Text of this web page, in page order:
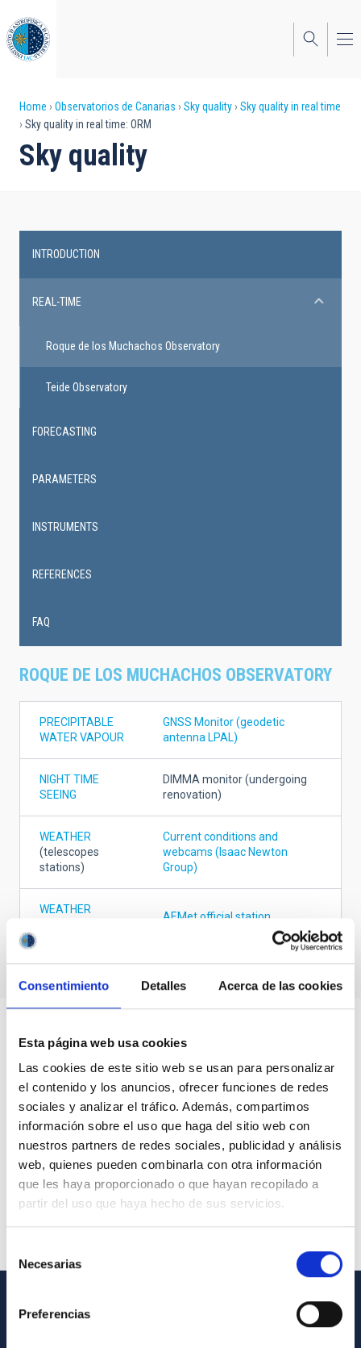
Consentimiento Detalles Acerca de las cookies
Esta página web usa cookies
Las cookies de este sitio web se usan para personalizar
el contenido y los anuncios, ofrecer funciones de redes
sociales y analizar el tráfico. Además, compartimos
información sobre el uso que haga del sitio web con
nuestros partners de redes sociales, publicidad y análisis
web, quienes pueden combinarla con otra información
que les haya proporcionado o que hayan recopilado a
partir del uso que haya hecho de sus servicios.
Necesarias
Preferencias
to
main
content
Breadcrumb
Home Observatorios de Canarias Sky quality
Sky quality in real time
Sky quality in real time: ORM
Sky quality
ROQUE DE LOS MUCHACHOS OBSERVATORY
PRECIPITABLE
WATER VAPOUR
GNSS Monitor (geodetic
antenna LPAL)
NIGHT TIME
SEEING
DIMMA monitor (undergoing
renovation)
WEATHER
(telescopes
stations)
Current conditions and
webcams (Isaac Newton
Group)
WEATHER
AEMet official station
navigation
INTRODUCTION
REAL-TIME
Roque de los Muchachos Observatory
Teide Observatory
FORECASTING
PARAMETERS
INSTRUMENTS
REFERENCES
FAQ
GENERAL INFORMATION